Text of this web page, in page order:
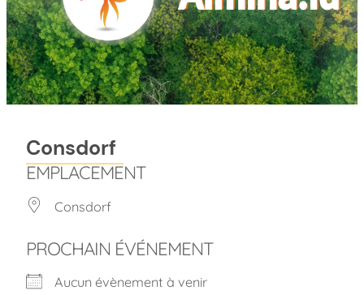
Consdorf
EMPLACEMENT
Consdorf
PROCHAIN ÉVÉNEMENT
Aucun évènement à venir